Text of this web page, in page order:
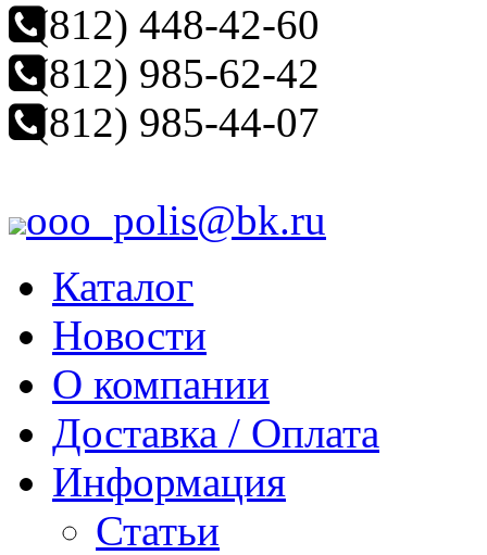
(812) 448-42-60
(812) 985-62-42
(812) 985-44-07
ooo_polis@bk.ru
Каталог
Новости
О компании
Доставка / Оплата
Информация
Статьи